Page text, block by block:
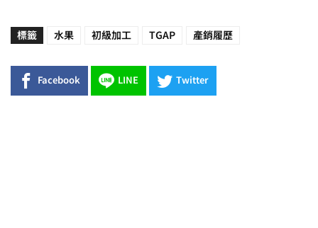
標籤 水果 初級加工 TGAP 產銷履歷
Facebook LINE Twitter